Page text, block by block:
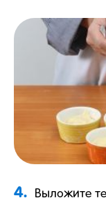
4.
Выложите